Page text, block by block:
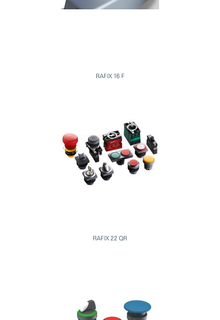
RAFIX 16 F
RAFIX 22 QR